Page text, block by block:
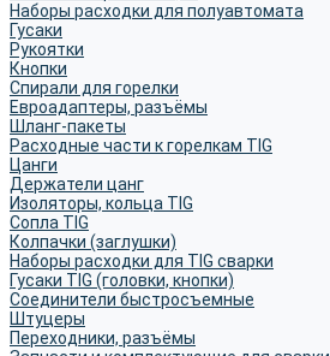
Наборы расходки для полуавтомата
Гусаки
Рукоятки
Кнопки
Спирали для горелки
Евроадаптеры, разъёмы
Шланг-пакеты
Расходные части к горелкам TIG
Цанги
Держатели цанг
Изоляторы, кольца TIG
Сопла TIG
Колпачки (заглушки)
Наборы расходки для TIG сварки
Гусаки TIG (головки, кнопки)
Соединители быстросъемные
Штуцеры
Переходники, разъёмы